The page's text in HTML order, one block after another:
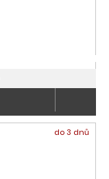
do 3 dnů